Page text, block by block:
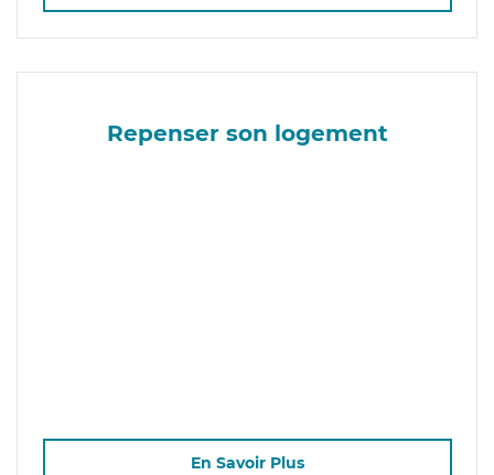
Repenser son logement
En Savoir Plus